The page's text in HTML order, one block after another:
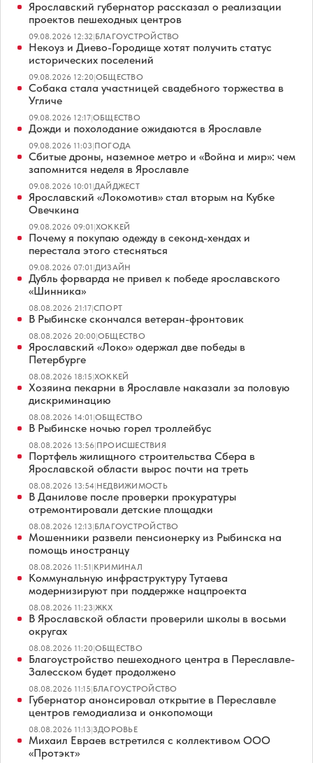
Ярославский губернатор рассказал о реализации
проектов пешеходных центров
09.08.2026 12:32|БЛАГОУСТРОЙСТВО
Некоуз и Диево-Городище хотят получить статус
исторических поселений
09.08.2026 12:20|ОБЩЕСТВО
Собака стала участницей свадебного торжества в
Угличе
09.08.2026 12:17|ОБЩЕСТВО
Дожди и похолодание ожидаются в Ярославле
09.08.2026 11:03|ПОГОДА
Сбитые дроны, наземное метро и «Война и мир»: чем
запомнится неделя в Ярославле
09.08.2026 10:01|ДАЙДЖЕСТ
Ярославский «Локомотив» стал вторым на Кубке
Овечкина
09.08.2026 09:01|ХОККЕЙ
Почему я покупаю одежду в секонд-хендах и
перестала этого стесняться
09.08.2026 07:01|ДИЗАЙН
Дубль форварда не привел к победе ярославского
«Шинника»
08.08.2026 21:17|СПОРТ
В Рыбинске скончался ветеран-фронтовик
08.08.2026 20:00|ОБЩЕСТВО
Ярославский «Локо» одержал две победы в
Петербурге
08.08.2026 18:15|ХОККЕЙ
Хозяина пекарни в Ярославле наказали за половую
дискриминацию
08.08.2026 14:01|ОБЩЕСТВО
В Рыбинске ночью горел троллейбус
08.08.2026 13:56|ПРОИСШЕСТВИЯ
Портфель жилищного строительства Сбера в
Ярославской области вырос почти на треть
08.08.2026 13:54|НЕДВИЖИМОСТЬ
В Данилове после проверки прокуратуры
отремонтировали детские площадки
08.08.2026 12:13|БЛАГОУСТРОЙСТВО
Мошенники развели пенсионерку из Рыбинска на
помощь иностранцу
08.08.2026 11:51|КРИМИНАЛ
Коммунальную инфраструктуру Тутаева
модернизируют при поддержке нацпроекта
08.08.2026 11:23|ЖКХ
В Ярославской области проверили школы в восьми
округах
08.08.2026 11:20|ОБЩЕСТВО
Благоустройство пешеходного центра в Переславле-
Залесском будет продолжено
08.08.2026 11:15|БЛАГОУСТРОЙСТВО
Губернатор анонсировал открытие в Переславле
центров гемодиализа и онкопомощи
08.08.2026 11:13|ЗДОРОВЬЕ
Михаил Евраев встретился с коллективом ООО
«Протэкт»